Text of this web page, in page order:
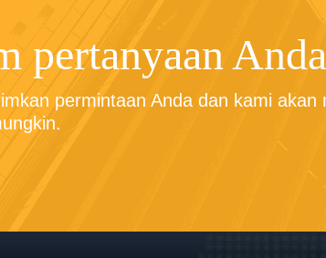
pertanyaan Anda
permintaan Anda dan kami akan